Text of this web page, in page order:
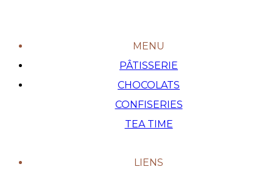
MENU
PÂTISSERIE
CHOCOLATS
CONFISERIES
TEA TIME
LIENS